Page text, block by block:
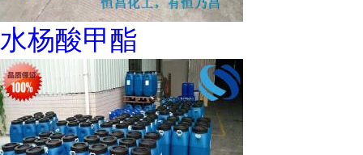
水杨酸甲酯